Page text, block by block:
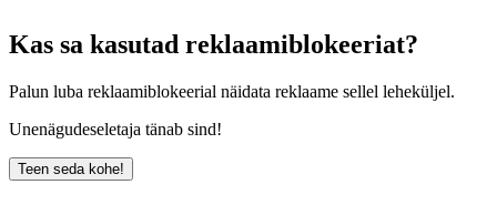
Kas sa kasutad reklaamiblokeeriat?
Palun luba reklaamiblokeerial näidata reklaame sellel leheküljel.
Unenägudeseletaja tänab sind!
Teen seda kohe!